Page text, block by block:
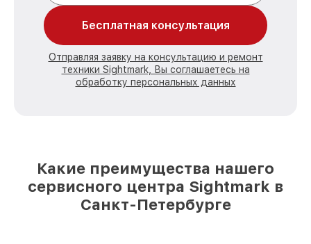
Бесплатная консультация
Отправляя заявку на консультацию и ремонт
техники Sightmark, Вы соглашаетесь на
обработку персональных данных
Какие преимущества нашего
сервисного центра Sightmark в
Санкт-Петербурге